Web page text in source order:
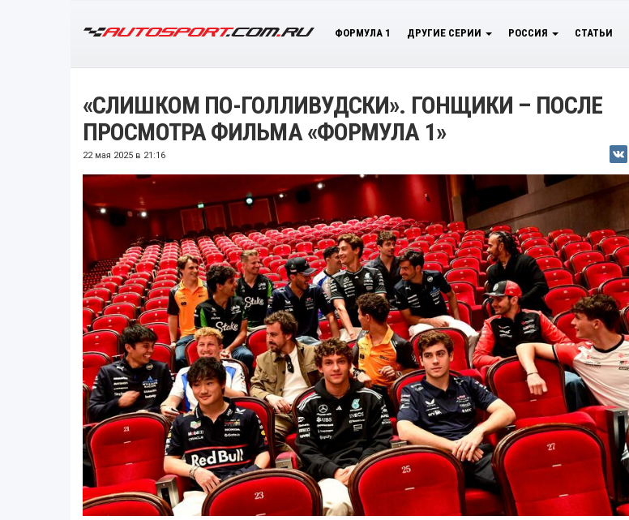
ФОРМУЛА 1 ДРУГИЕ СЕРИИ РОССИЯ СТАТЬИ
«СЛИШКОМ ПО-ГОЛЛИВУДСКИ». ГОНЩИКИ – ПОСЛЕ
ПРОСМОТРА ФИЛЬМА «ФОРМУЛА 1»
22 мая 2025 в 21:16